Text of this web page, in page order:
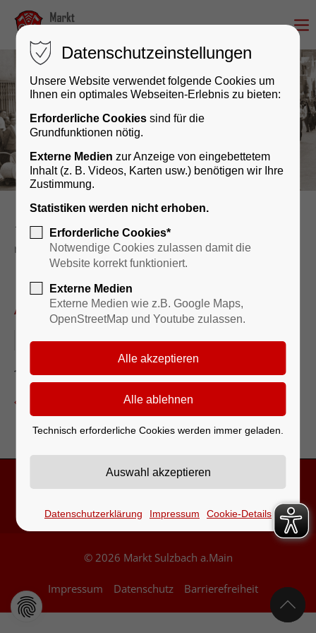
Kultur & Geschichte
Veranstaltungskalender
reader
After Train Party
17.02.2026
Kegelbahn
Zurück zur Eventübersicht
© 2026 Markt Sulzbach a.Main
Impressum Datenschutz Barrierefreiheit
Datenschutzeinstellungen
Unsere Website verwendet folgende Cookies um
Ihnen ein optimales Webseiten-Erlebnis zu bieten:
Erforderliche Cookies sind für die
Grundfunktionen nötig.
Externe Medien zur Anzeige von eingebettetem
Inhalt (z. B. Videos, Karten usw.) benötigen wir Ihre
Zustimmung.
Statistiken werden nicht erhoben.
Erforderliche Cookies*
Notwendige Cookies zulassen damit die
Website korrekt funktioniert.
Externe Medien
Externe Medien wie z.B. Google Maps,
OpenStreetMap und Youtube zulassen.
Technisch erforderliche Cookies werden immer geladen.
Datenschutzerklärung Impressum Cookie-Details